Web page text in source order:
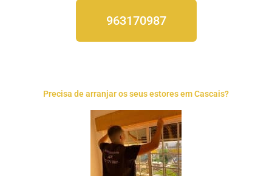
963170987
Precisa de arranjar os seus estores em Cascais?